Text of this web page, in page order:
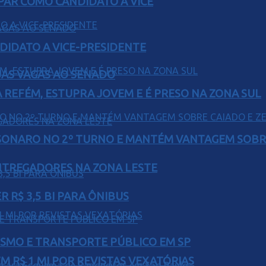
VAGAS AO SENADO
NA ZONA LESTE
R$ 1 MI POR REVISTAS VEXATÓRIAS
A VICE-PRESIDENTE
ESTUPRA JOVEM E É PRESO NA ZONA SUL
NO 2º TURNO E MANTÉM VANTAGEM
R$ 3,5 BI PARA ÔNIBUS
E TRANSPORTE PÚBLICO EM SP